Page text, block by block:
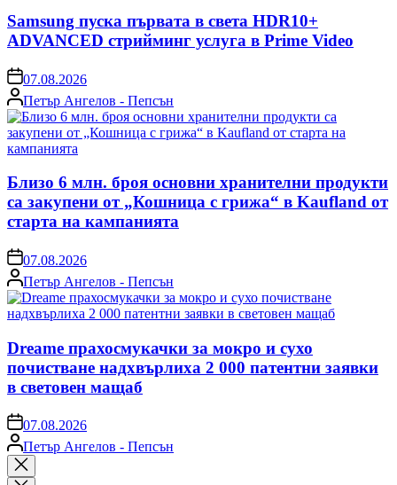
Samsung пуска първата в света HDR10+
ADVANCED стрийминг услуга в Prime Video
on07.08.2026
Posted
by
Петър Ангелов - Пепсън
Близо 6 млн. броя основни хранителни продукти
са закупени от „Кошница с грижа“ в Kaufland от
старта на кампанията
on07.08.2026
Posted
by
Петър Ангелов - Пепсън
Dreame прахосмукачки за мокро и сухо
почистване надхвърлиха 2 000 патентни заявки
в световен мащаб
on07.08.2026
Posted
by
Петър Ангелов - Пепсън
Close
search